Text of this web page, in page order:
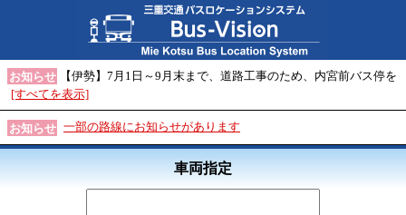
お知らせ
【伊勢】7月1日～9月末まで、道路工事のため、内宮前バス停を
[すべてを表示]
お知らせ 一部の路線にお知らせがあります
車両指定